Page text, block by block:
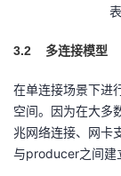
表
3.2 多连接模型
在单连接场景下进
空间。因为在大多
兆网络连接、网卡
与producer之间建